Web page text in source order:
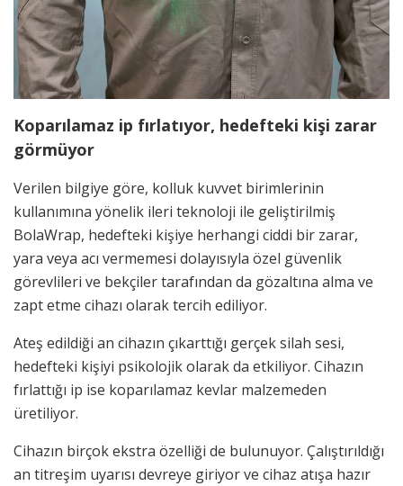
Koparılamaz ip fırlatıyor, hedefteki kişi zarar
görmüyor
Verilen bilgiye göre, kolluk kuvvet birimlerinin
kullanımına yönelik ileri teknoloji ile geliştirilmiş
BolaWrap, hedefteki kişiye herhangi ciddi bir zarar,
yara veya acı vermemesi dolayısıyla özel güvenlik
görevlileri ve bekçiler tarafından da gözaltına alma ve
zapt etme cihazı olarak tercih ediliyor.
Ateş edildiği an cihazın çıkarttığı gerçek silah sesi,
hedefteki kişiyi psikolojik olarak da etkiliyor. Cihazın
fırlattığı ip ise koparılamaz kevlar malzemeden
üretiliyor.
Cihazın birçok ekstra özelliği de bulunuyor. Çalıştırıldığı
an titreşim uyarısı devreye giriyor ve cihaz atışa hazır